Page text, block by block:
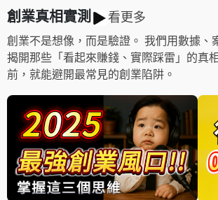
創業真相實測 看更多
創業不是想像，而是驗證。 我們用數據、
揭開那些「看起來賺錢、實際踩雷」的真
前，就能避開最常見的創業陷阱。